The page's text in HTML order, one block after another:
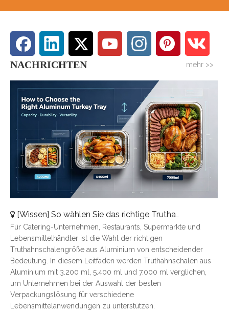
NACHRICHTEN mehr >>
[Wissen] So wählen Sie das richtige Truthahntablett aus Aluminium aus: Eine vollständige Größenübersicht
Für Catering-Unternehmen, Restaurants, Supermärkte und
Lebensmittelhändler ist die Wahl der richtigen
Truthahnschalengröße aus Aluminium von entscheidender
Bedeutung. In diesem Leitfaden werden Truthahnschalen aus
Aluminium mit 3.200 ml, 5.400 ml und 7.000 ml verglichen,
um Unternehmen bei der Auswahl der besten
Verpackungslösung für verschiedene
Lebensmittelanwendungen zu unterstützen.